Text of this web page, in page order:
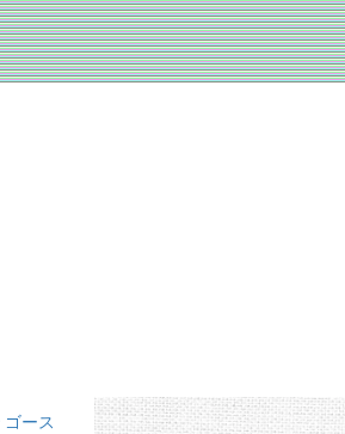
ース